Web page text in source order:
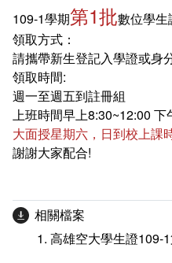
就學費用減免申請
選系申請
學分抵免及減修申請
在學
成績查詢
學生行事曆
數位學生證換發
畢業
畢業申請
畢業學分配置
各學系學位授予
109-1學期第1批數位學生
領取方式：
請攜帶新生登記入學證或身
領取時間:
週一至週五到註冊組
上班時間早上8:30~12:00 下
大面授星期六，日到校上課
謝謝大家配合!
相關檔案
高雄空大學生證109-